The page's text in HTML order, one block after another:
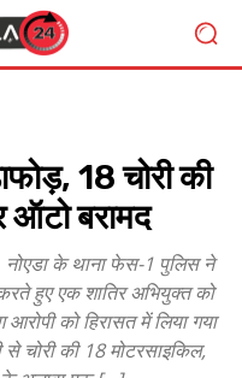
18 चोरी की
बरामद
के थाना फेस-1 पुलिस ने
हुए एक शातिर अभियुक्त को
को हिरासत में लिया गया
चोरी की 18 मोटरसाइकिल,